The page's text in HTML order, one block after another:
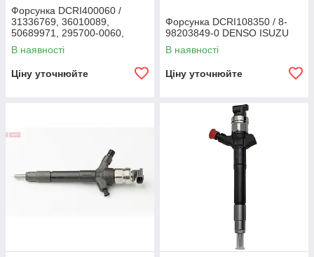
Форсунка DCRI400060 /
31336769, 36010089,
50689971, 295700-0060,
260100-8030 DENSO Volvo
В наявності
Ціну уточнюйте
Форсунка DCRI108350 / 8-
98203849-0 DENSO ISUZU
В наявності
Ціну уточнюйте